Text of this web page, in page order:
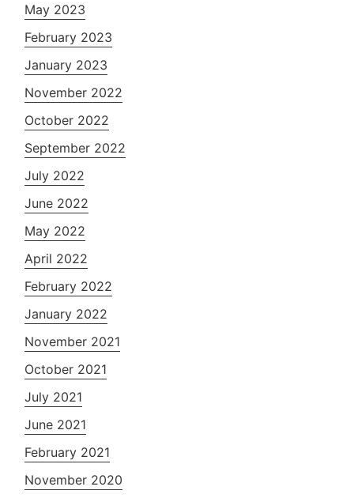
May 2023
February 2023
January 2023
November 2022
October 2022
September 2022
July 2022
June 2022
May 2022
April 2022
February 2022
January 2022
November 2021
October 2021
July 2021
June 2021
February 2021
November 2020